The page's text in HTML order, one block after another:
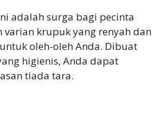
adalah surga bagi pecinta
varian krupuk yang renyah dan
oleh-oleh Anda. Dibuat
higienis, Anda dapat
tiada tara.